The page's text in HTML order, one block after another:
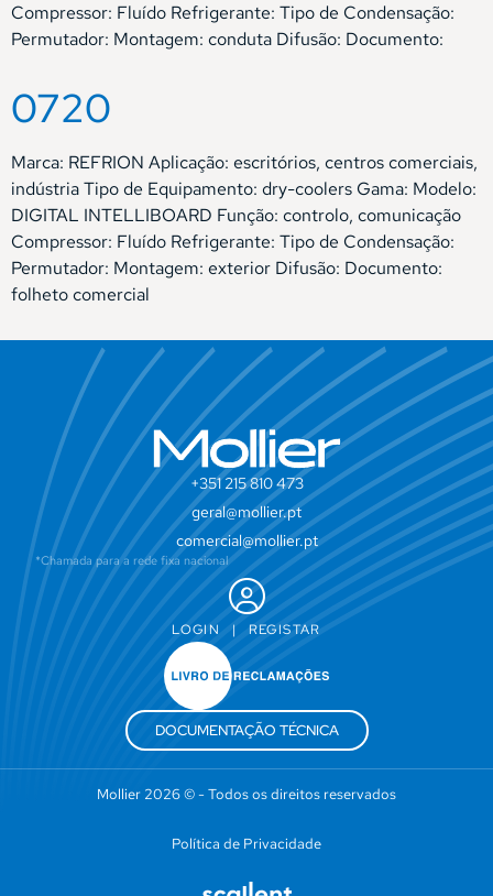
Compressor: Fluído Refrigerante: Tipo de Condensação:
Permutador: Montagem: conduta Difusão: Documento:
0720
Marca: REFRION Aplicação: escritórios, centros comerciais,
indústria Tipo de Equipamento: dry-coolers Gama: Modelo:
DIGITAL INTELLIBOARD Função: controlo, comunicação
Compressor: Fluído Refrigerante: Tipo de Condensação:
Permutador: Montagem: exterior Difusão: Documento:
folheto comercial
+351 215 810 473
geral@mollier.pt
comercial@mollier.pt
*Chamada para a rede fixa nacional
LOGIN | REGISTAR
DOCUMENTAÇÃO TÉCNICA
Mollier 2026 © - Todos os direitos reservados
Política de Privacidade